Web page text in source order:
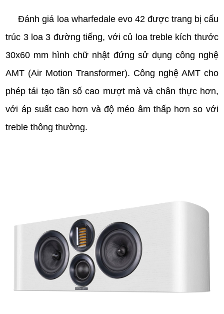
Đánh giá loa wharfedale evo 42 được trang bị cấu
trúc 3 loa 3 đường tiếng, với củ loa treble kích thước
30x60 mm hình chữ nhật đứng sử dụng công nghệ
AMT (Air Motion Transformer). Công nghệ AMT cho
phép tái tạo tần số cao mượt mà và chân thực hơn,
với áp suất cao hơn và độ méo âm thấp hơn so với
treble thông thường.